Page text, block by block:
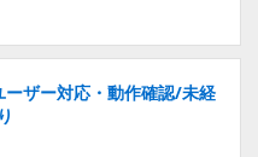
ザー対応・動作確認/未経